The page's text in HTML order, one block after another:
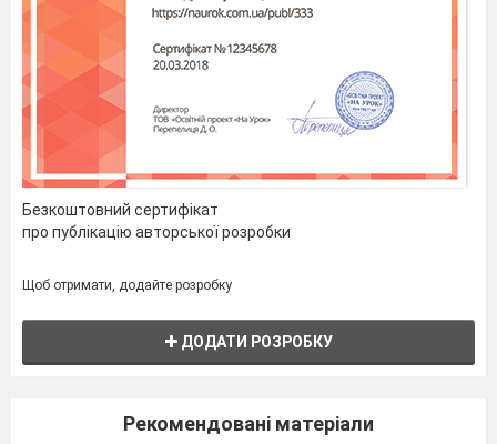
Безкоштовний сертифікат
про публікацію авторської розробки
Щоб отримати, додайте розробку
ДОДАТИ РОЗРОБКУ
Рекомендовані матеріали